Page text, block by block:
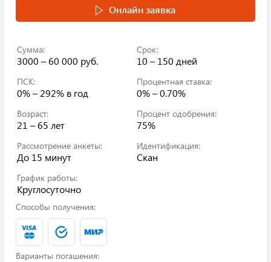
Онлайн заявка
Сумма:
3000 – 60 000 руб.
Срок:
10 – 150 дней
ПСК:
0% – 292% в год
Процентная ставка:
0% – 0.70%
Возраст:
21 – 65 лет
Процент одобрения:
75%
Рассмотрение анкеты:
До 15 минут
Идентификация:
Скан
График работы:
Круглосуточно
Способы получения:
Варианты погашения: